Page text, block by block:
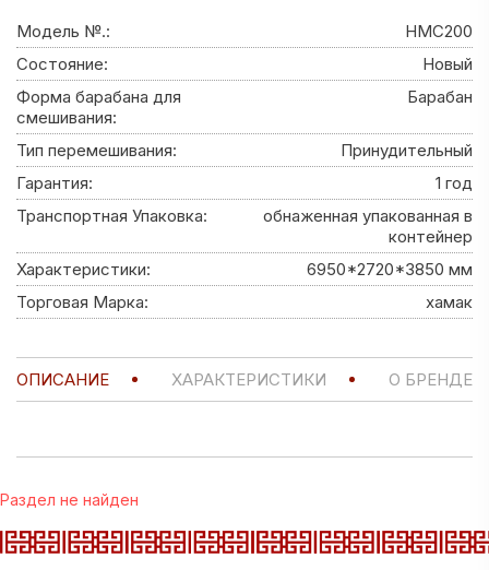
Модель №.:
HMC200
Состояние:
Новый
Форма барабана для
смешивания:
Барабан
Тип перемешивания:
Принудительный
Гарантия:
1 год
Транспортная Упаковка:
обнаженная упакованная в
контейнер
Характеристики:
6950*2720*3850 мм
Торговая Марка:
хамак
ОПИСАНИЕ ХАРАКТЕРИСТИКИ О БРЕНДЕ
Раздел не найден